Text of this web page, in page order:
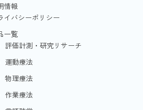
情報
イバシーポリシー
一覧
評価計測・研究リサーチ
運動療法
物理療法
作業療法